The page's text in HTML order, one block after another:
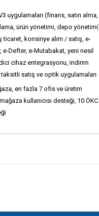
uygulamaları (finans, satın alma,
ürün yönetimi, depo
ticaret, konsinye alım / satış, e-
e-Defter, e-Mutabakat, yeni nesil
cihaz entegrasyonu, indirim
taksitli satış ve optik uygulamaları
en fazla 7 ofis ve üretim
mağaza kullanıcısı desteği, 10 ÖKC